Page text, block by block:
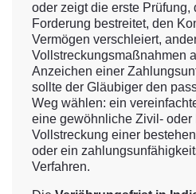
oder zeigt die erste
Forderung bestreitet, den
Vermögen verschleiert,
Vollstreckungsmaßnahmen
Anzeichen einer
sollte der Gläubiger den
Weg wählen: ein
eine gewöhnliche Zivil-
Vollstreckung einer
oder ein
Verfahren.